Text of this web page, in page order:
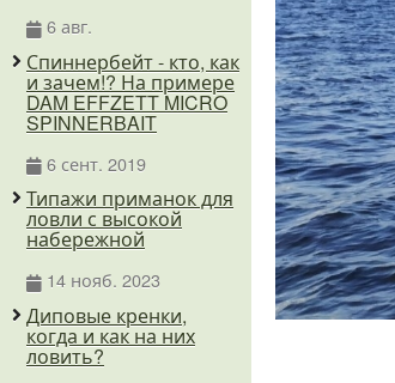
6 авг.
Спиннербейт - кто, как
и зачем!? На примере
DAM EFFZETT MICRO
SPINNERBAIT
6 сент. 2019
Типажи приманок для
ловли с высокой
набережной
14 нояб. 2023
Диповые кренки,
когда и как на них
ловить?